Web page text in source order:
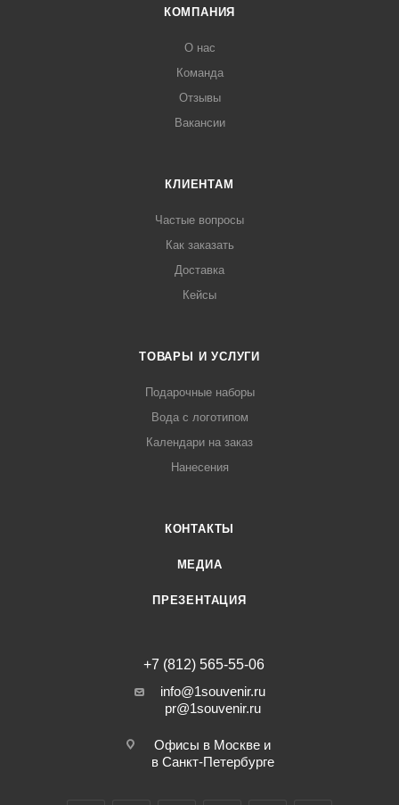
КОМПАНИЯ
О нас
Команда
Отзывы
Вакансии
КЛИЕНТАМ
Частые вопросы
Как заказать
Доставка
Кейсы
ТОВАРЫ И УСЛУГИ
Подарочные наборы
Вода с логотипом
Календари на заказ
Нанесения
КОНТАКТЫ
МЕДИА
ПРЕЗЕНТАЦИЯ
+7 (812) 565-55-06
info@1souvenir.ru
pr@1souvenir.ru
Офисы в Москве и
в Санкт-Петербурге